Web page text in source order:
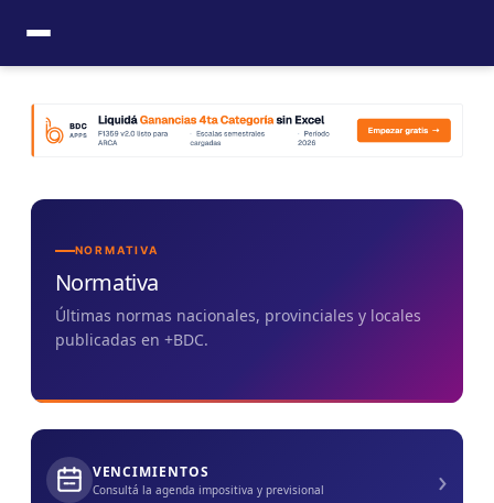
contenido
NORMATIVA
Normativa
Últimas normas nacionales, provinciales y locales
publicadas en +BDC.
VENCIMIENTOS
Consultá la agenda impositiva y previsional ›